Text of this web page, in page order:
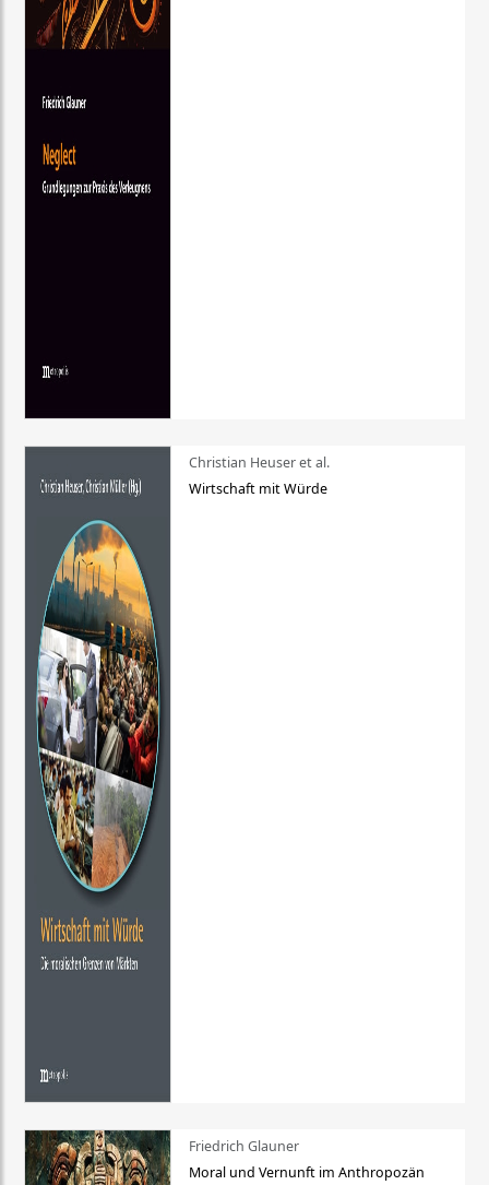
Christian Heuser et al.
Wirtschaft mit Würde
Friedrich Glauner
Moral und Vernunft im Anthropozän